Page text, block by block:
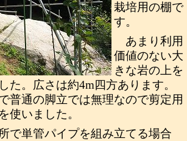
栽培用の棚で
す。
あまり利用
価値のない大
きな岩の上を
た。広さは約4m四方あります。
普通の脚立では無理なので剪定用
使いました。
で単管パイプを組み立てる場合